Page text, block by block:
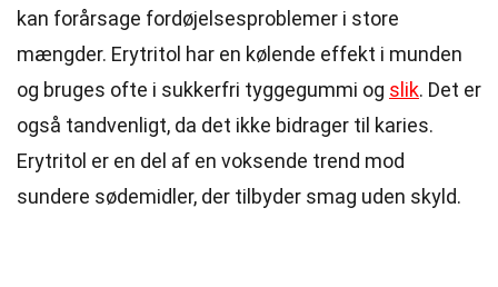
kan forårsage fordøjelsesproblemer i store
mængder. Erytritol har en kølende effekt i munden
og bruges ofte i sukkerfri tyggegummi og slik. Det er
også tandvenligt, da det ikke bidrager til karies.
Erytritol er en del af en voksende trend mod
sundere sødemidler, der tilbyder smag uden skyld.